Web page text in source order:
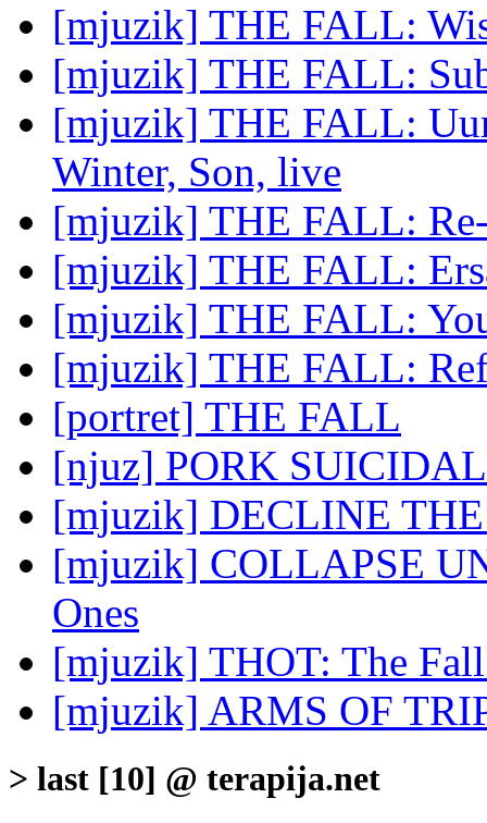
[mjuzik] THE FALL:
[mjuzik] THE FALL:
[mjuzik] THE FALL:
Winter, Son, live
[mjuzik] THE FALL:
[mjuzik] THE FALL:
[mjuzik] THE FALL:
[mjuzik] THE FALL:
[portret] THE FALL
[njuz] PORK
[mjuzik] DECLINE
[mjuzik] COLLAPSE
Ones
[mjuzik] THOT: The
[mjuzik] ARMS OF
> last [10] @ terapija.net